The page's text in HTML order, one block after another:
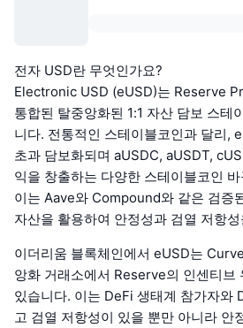
전자 USD란 무엇인가요?
Electronic USD (eUSD)는 Reserve
통합된 탈중앙화된 1:1 자산 담보 스테
니다. 전통적인 스테이블코인과 달리,
초과 담보화되며 aUSDC, aUSDT,
익을 창출하는 다양한 스테이블코인
이는 Aave와 Compound와 같은 검증
자산을 활용하여 안정성과 검열 저항
이더리움 블록체인에서 eUSD는
앙화 거래소에서 Reserve의 인센티브
있습니다. 이는 DeFi 생태계 참가자와
고 검열 저항성이 있을 뿐만 아니라 안